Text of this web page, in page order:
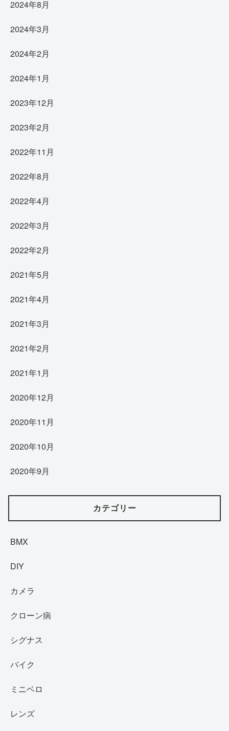
2024年8月
2024年3月
2024年2月
2024年1月
2023年12月
2023年2月
2022年11月
2022年8月
2022年4月
2022年3月
2022年2月
2021年5月
2021年4月
2021年3月
2021年2月
2021年1月
2020年12月
2020年11月
2020年10月
2020年9月
カテゴリー
BMX
DIY
カメラ
クローン病
シグナス
バイク
ミニベロ
レンズ